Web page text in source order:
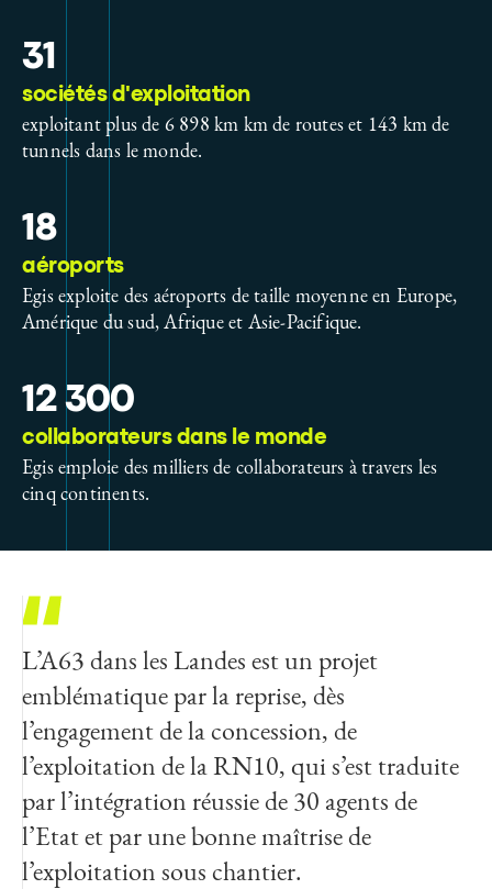
31
sociétés d'exploitation
exploitant plus de 6 898 km km de routes et 143 km de
tunnels dans le monde.
18
aéroports
Egis exploite des aéroports de taille moyenne en Europe,
Amérique du sud, Afrique et Asie-Pacifique.
12 300
collaborateurs dans le monde
Egis emploie des milliers de collaborateurs à travers les
cinq continents.
L’A63 dans les Landes est un projet
emblématique par la reprise, dès
l’engagement de la concession, de
l’exploitation de la RN10, qui s’est traduite
par l’intégration réussie de 30 agents de
l’Etat et par une bonne maîtrise de
l’exploitation sous chantier.